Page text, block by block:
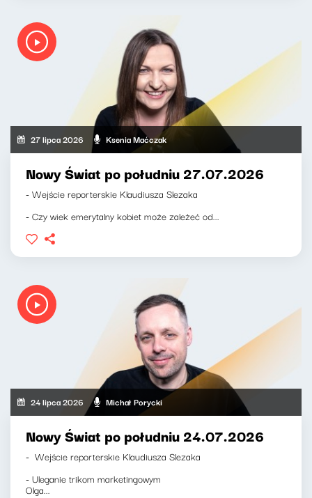
27 lipca 2026 Ksenia Maćczak
Nowy Świat po południu 27.07.2026
- Wejście reporterskie Klaudiusza Slezaka
- Czy wiek emerytalny kobiet może zależeć od...
24 lipca 2026 Michał Porycki
Nowy Świat po południu 24.07.2026
- Wejście reporterskie Klaudiusza Slezaka
- Uleganie trikom marketingowym
Olga...